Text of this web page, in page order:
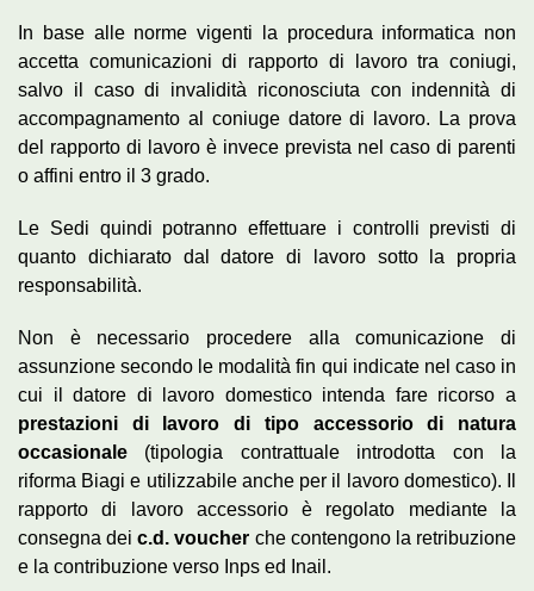
In base alle norme vigenti la procedura informatica non
accetta comunicazioni di rapporto di lavoro tra coniugi,
salvo il caso di invalidità riconosciuta con indennità di
accompagnamento al coniuge datore di lavoro. La prova
del rapporto di lavoro è invece prevista nel caso di parenti
o affini entro il 3 grado.
Le Sedi quindi potranno effettuare i controlli previsti di
quanto dichiarato dal datore di lavoro sotto la propria
responsabilità.
Non è necessario procedere alla comunicazione di
assunzione secondo le modalità fin qui indicate nel caso in
cui il datore di lavoro domestico intenda fare ricorso a
prestazioni di lavoro di tipo accessorio di natura
occasionale (tipologia contrattuale introdotta con la
riforma Biagi e utilizzabile anche per il lavoro domestico). Il
rapporto di lavoro accessorio è regolato mediante la
consegna deic.d. voucher che contengono la retribuzione
e la contribuzione verso Inps ed Inail.